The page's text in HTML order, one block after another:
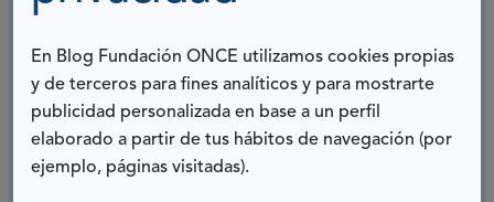
En Blog Fundación ONCE utilizamos cookies propias
y de terceros para fines analíticos y para mostrarte
publicidad personalizada en base a un perfil
elaborado a partir de tus hábitos de navegación (por
ejemplo, páginas visitadas).
aparentemente fuerte la sorpresa amarga que me
tenía reservada el destino. Aquel bultito que me
descubrí en el pecho y que no parecía nada grave,
después de una...